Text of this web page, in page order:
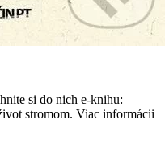
si do nich e-knihu:
stromom. Viac informácii